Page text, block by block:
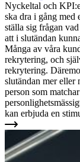
Nyckeltal och
ska dra i gång med
ställa sig frågan
att i slutändan
Många av våra
rekrytering, och
rekrytering.
slutändan mer eller
person som
kan erbjuda en